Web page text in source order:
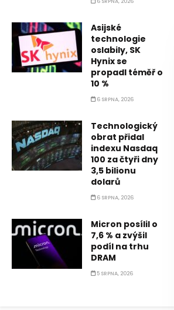
Asijské
technologie
oslabily, SK
Hynix se
propadl téměř o
10 %
6 SRPNA, 2026
Technologický
obrat přidal
indexu Nasdaq
100 za čtyři dny
3,5 bilionu
dolarů
6 SRPNA, 2026
Micron posílil o
7,6 % a zvýšil
podíl na trhu
DRAM
5 SRPNA, 2026